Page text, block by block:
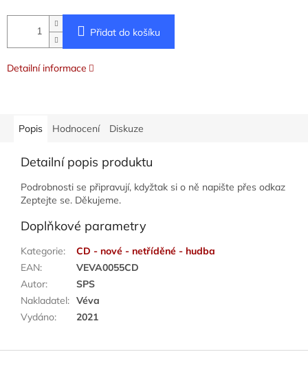
Přidat do košíku
Detailní informace
Popis Hodnocení Diskuze
Detailní popis produktu
Podrobnosti se připravují, kdyžtak si o ně napište přes odkaz
Zeptejte se. Děkujeme.
Doplňkové parametry
Kategorie:
CD - nové - netříděné - hudba
EAN:
VEVA0055CD
Autor:
SPS
Nakladatel: Véva
Vydáno: 2021
Z